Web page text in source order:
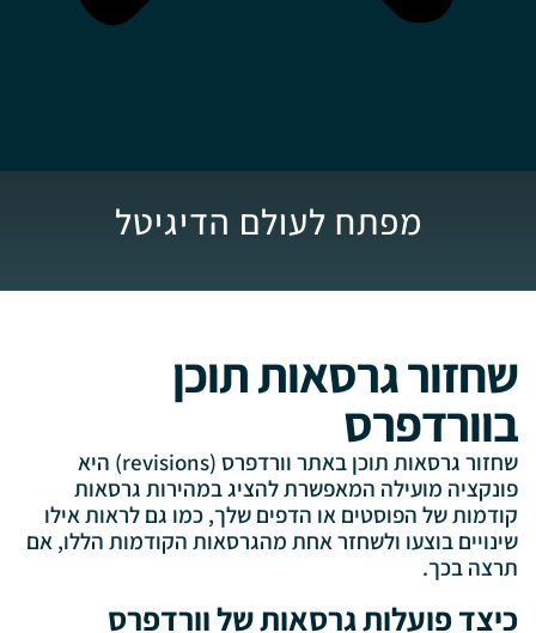
מפתח לעולם הדיגיטל
שחזור גרסאות תוכן
בוורדפרס
שחזור גרסאות תוכן באתר וורדפרס (revisions) היא
פונקציה מועילה המאפשרת להציג במהירות גרסאות
קודמות של הפוסטים או הדפים שלך, כמו גם לראות אילו
שינויים בוצעו ולשחזר אחת מהגרסאות הקודמות הללו, אם
תרצה בכך.
כיצד פועלות גרסאות של וורדפרס